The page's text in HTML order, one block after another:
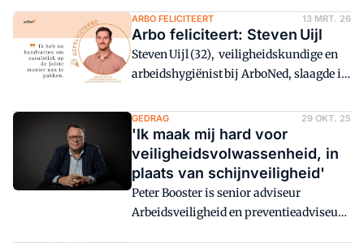
Verontreinigde grond en grondwater). Zij
slaagde voor de MVK-opleiding bij
PHOV. Van harte gefeliciteerd!
ARBO FELICITEERT 13 MRT. 26
Arbo feliciteert: Steven Uijl
Steven Uijl (32), veiligheidskundige en
arbeidshygiënist bij ArboNed, slaagde in
MVK/MAH bij PHOV. Van harte
gefeliciteerd!
GEDRAG 29 OKT. 25
'Ik maak mij hard voor
veiligheidsvolwassenheid, in
plaats van schijnveiligheid'
Peter Booster is senior adviseur
Arbeidsveiligheid en preventieadviseur